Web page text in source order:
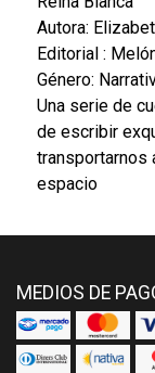
Autora:
Editorial :
Género:
Una serie de
de escribir
transportarnos
espacio
MEDIOS DE